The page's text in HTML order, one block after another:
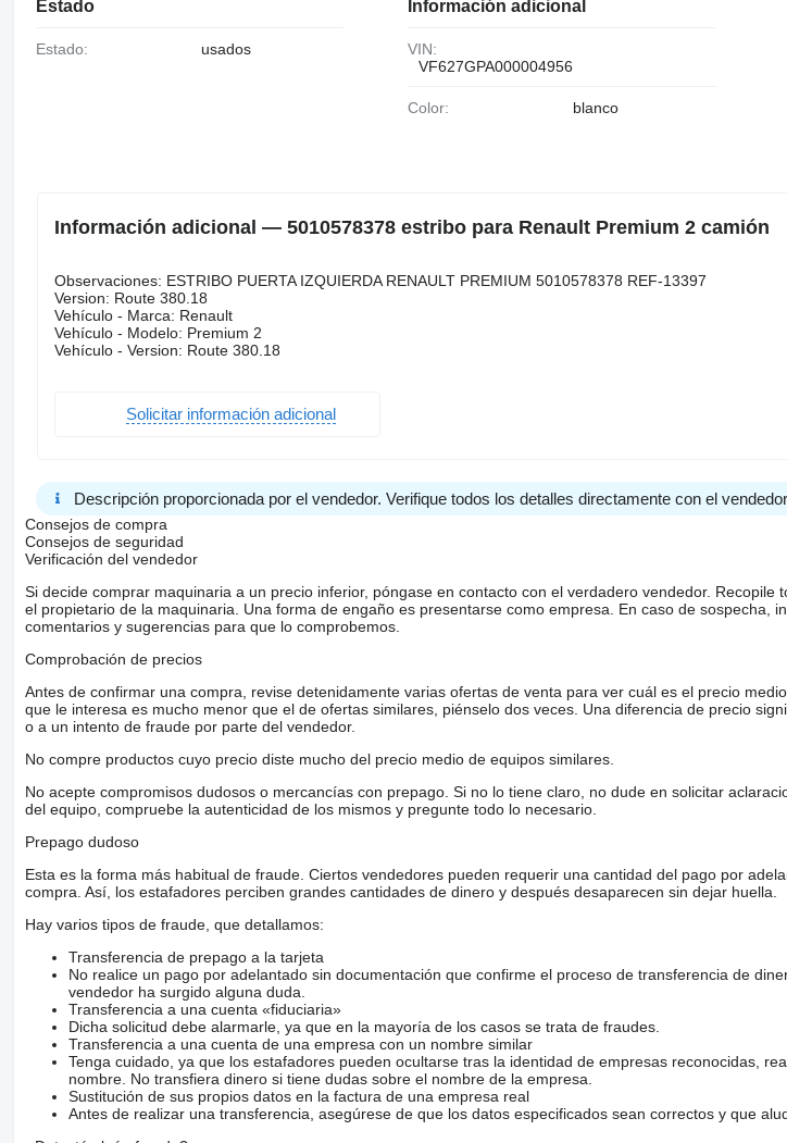
Estado
Estado: usados
Información adicional
VIN:
VF627GPA000004956
Color: blanco
Información adicional — 5010578378 estribo para Renault Premium 2 camión
Observaciones: ESTRIBO PUERTA IZQUIERDA RENAULT PREMIUM 5010578378 REF-13397
Version: Route 380.18
Vehículo - Marca: Renault
Vehículo - Modelo: Premium 2
Vehículo - Version: Route 380.18
Solicitar información adicional
Descripción proporcionada por el vendedor. Verifique todos los detalles directamente con el
Consejos de compra
Consejos de seguridad
Verificación del vendedor
Si decide comprar maquinaria a un precio inferior, póngase en contacto con el verdadero vendedor. Recopile
el propietario de la maquinaria. Una forma de engaño es presentarse como empresa. En caso de sospecha,
comentarios y sugerencias para que lo comprobemos.
Comprobación de precios
Antes de confirmar una compra, revise detenidamente varias ofertas de venta para ver cuál es el precio
que le interesa es mucho menor que el de ofertas similares, piénselo dos veces. Una diferencia de precio
o a un intento de fraude por parte del vendedor.
No compre productos cuyo precio diste mucho del precio medio de equipos similares.
No acepte compromisos dudosos o mercancías con prepago. Si no lo tiene claro, no dude en solicitar
del equipo, compruebe la autenticidad de los mismos y pregunte todo lo necesario.
Prepago dudoso
Esta es la forma más habitual de fraude. Ciertos vendedores pueden requerir una cantidad del pago por
compra. Así, los estafadores perciben grandes cantidades de dinero y después desaparecen sin dejar huella.
Hay varios tipos de fraude, que detallamos:
Transferencia de prepago a la tarjeta
No realice un pago por adelantado sin documentación que confirme el proceso de transferencia de
vendedor ha surgido alguna duda.
Transferencia a una cuenta «fiduciaria»
Dicha solicitud debe alarmarle, ya que en la mayoría de los casos se trata de fraudes.
Transferencia a una cuenta de una empresa con un nombre similar
Tenga cuidado, ya que los estafadores pueden ocultarse tras la identidad de empresas reconocidas,
nombre. No transfiera dinero si tiene dudas sobre el nombre de la empresa.
Sustitución de sus propios datos en la factura de una empresa real
Antes de realizar una transferencia, asegúrese de que los datos especificados sean correctos y que